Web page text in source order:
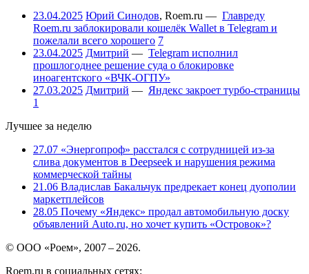
23.04.2025 Юрий Синодов, Roem.ru — Главреду
Roem.ru заблокировали кошелёк Wallet в Telegram и
пожелали всего хорошего 7
23.04.2025 Дмитрий — Telegram исполнил
прошлогоднее решение суда о блокировке
иноагентского «ВЧК-ОГПУ»
27.03.2025 Дмитрий — Яндекс закроет турбо-страницы
1
Лучшее за неделю
27.07 «Энергопроф» расстался с сотрудницей из-за
слива документов в Deepseek и нарушения режима
коммерческой тайны
21.06 Владислав Бакальчук предрекает конец дуополии
маркетплейсов
28.05 Почему «Яндекс» продал автомобильную доску
объявлений Auto.ru, но хочет купить «Островок»?
© ООО «Роем», 2007 – 2026.
Roem.ru в социальных сетях: